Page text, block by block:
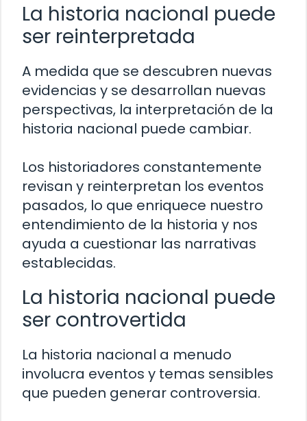
La historia nacional puede
ser reinterpretada
A medida que se descubren nuevas
evidencias y se desarrollan nuevas
perspectivas, la interpretación de la
historia nacional puede cambiar.
Los historiadores constantemente
revisan y reinterpretan los eventos
pasados, lo que enriquece nuestro
entendimiento de la historia y nos
ayuda a cuestionar las narrativas
establecidas.
La historia nacional puede
ser controvertida
La historia nacional a menudo
involucra eventos y temas sensibles
que pueden generar controversia.